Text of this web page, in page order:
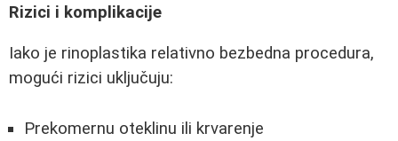
Rizici i komplikacije
Iako je rinoplastika relativno bezbedna procedura,
mogući rizici uključuju:
Prekomernu oteklinu ili krvarenje